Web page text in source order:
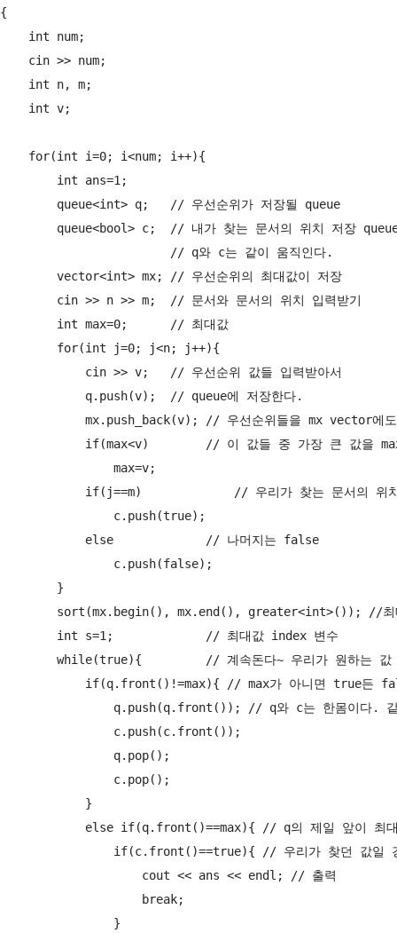
{
    int num;
    cin >> num;
    int n, m;
    int v;
    for(int i=0; i<num; i++){
        int ans=1;
        queue<int> q;   // 우선순위가 저장될 queue
queue<bool> c;  // 내가 찾는 문서의 위치 저장
                        // q와 c는 같이 움직인다.
        vector<int> mx; // 우선순위의 최대값이 저장
        cin >> n >> m;  // 문서와 문서의 위치 입력받기
        int max=0;      // 최대값
        for(int j=0; j<n; j++){
            cin >> v;   // 우선순위 값들 입력받아서
            q.push(v);  // queue에 저장한다.
mx.push_back(v); // 우선순위들을 mx vector에도
if(max<v)        // 이 값들 중 가장 큰 값을
                max=v;
            if(j==m)		 // 우리가 찾는 문서의 위치를 true로 표시
                c.push(true);
            else             // 나머지는 false
                c.push(false);
        }
sort(mx.begin(), mx.end(), greater<int>()); //최
        int s=1;             // 최대값 index 변수
while(true){         // 계속돈다~ 우리가 원하는 값
if(q.front()!=max){ // max가 아니면 true든
q.push(q.front()); // q와 c는 한몸이다. 같
                c.push(c.front());
                q.pop();
                c.pop();
            }
else if(q.front()==max){ // q의 제일 앞이 최
if(c.front()==true){ // 우리가 찾던 값일
                    cout << ans << endl; // 출력
                    break;
                }